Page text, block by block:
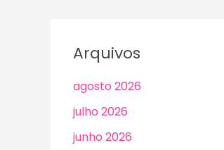
Arquivos
agosto 2026
julho 2026
junho 2026